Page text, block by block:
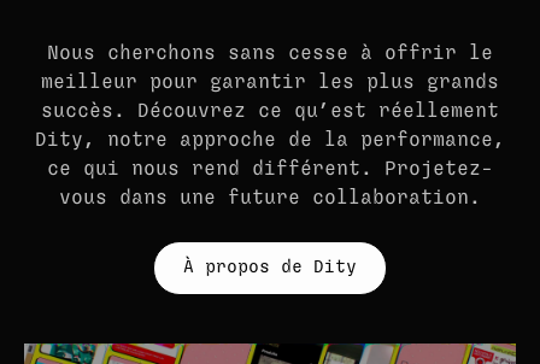
Nous cherchons sans cesse à offrir le
meilleur pour garantir les plus grands
succès. Découvrez ce qu’est réellement
Dity, notre approche de la performance,
ce qui nous rend différent. Projetez-
vous dans une future collaboration.
À propos de Dity